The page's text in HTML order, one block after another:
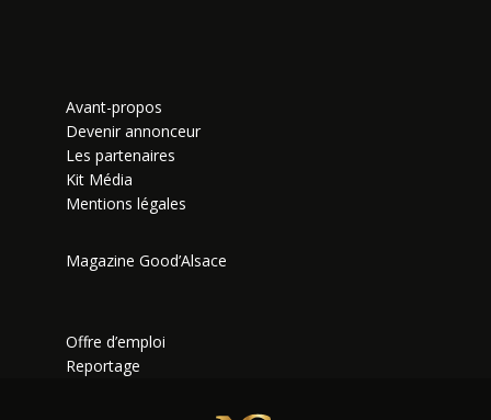
Avant-propos
Devenir annonceur
Les partenaires
Kit Média
Mentions légales
Magazine Good’Alsace
Offre d’emploi
Reportage